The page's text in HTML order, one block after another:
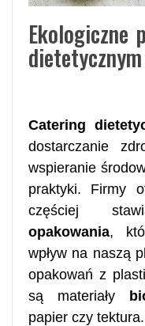
Ekologiczne
dietetycznym
Catering
dostarczanie
wspieranie
praktyki. Firmy
częściej
opakowania,
wpływ na naszą
opakowań z
są materiały
papier czy tektura.